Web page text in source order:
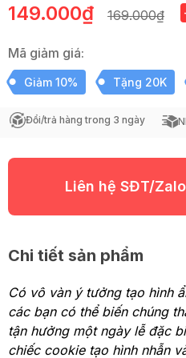
149.000₫ 169.000₫
Mã giảm giá:
Giảm 10% Tặng 20K
Đổi/trả hàng trong 3 ngày
Liên hệ SĐT/
Chi tiết sản phẩm
Có vô vàn ý tưởng tạo hình
các bạn có thể biến chúng
tận hưởng một ngày lễ đặc
chiếc cookie tạo hình nhẫn